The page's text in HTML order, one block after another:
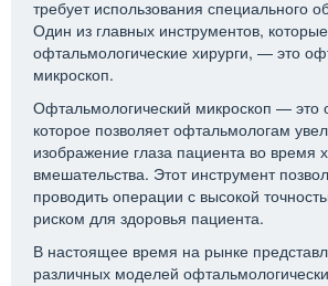
требует использования специального
Один из главных инструментов,
офтальмологические хирурги, — это
микроскоп.
Офтальмологический микроскоп — это
которое позволяет офтальмологам
изображение глаза пациента во время
вмешательства. Этот инструмент
проводить операции с высокой
риском для здоровья пациента.
В настоящее время на рынке
различных моделей